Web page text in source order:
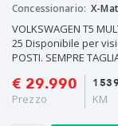
Concessionario: X-
VOLKSWAGEN T5
25 Disponibile per
POSTI. SEMPRE
€ 29.990
Prezzo
KM